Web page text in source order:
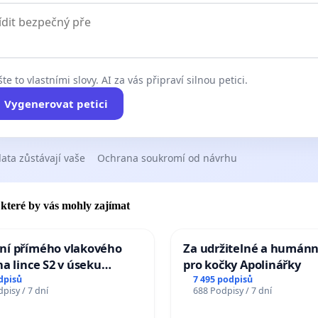
to vlastními slovy. AI za vás připraví silnou petici.
Vygenerovat petici
zůstávají vaše Ochrana soukromí od návrhu
by vás mohly zajímat
přímého vlakového
lince S2 v úseku
Bohumín – Karviná –
/ 7 dní
Za udržitelné a
pro kočky Apolinářky
7 495 podpisů
688 Podpisy / 7 dní